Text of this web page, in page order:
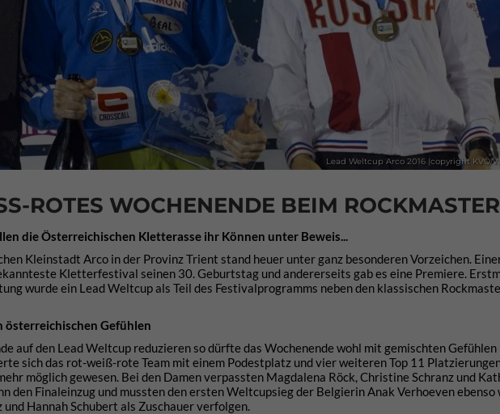
Lead Weltcup Arco 2016 (copyright KVÖ/
ROTES WOCHENENDE BEIM ROCKMASTER
die Österreichischen Kletterasse ihr Können unter Beweis...
Kleinstadt Arco in der Provinz Trient stand heuer unter ganz besonderen Vorzeichen.
Kletterfestival seinen 30. Geburtstag und andererseits gab es eine Premiere.
wurde ein Lead Weltcup als Teil des Festivalprogramms neben den klassischen
österreichischen Gefühlen
auf den Lead Weltcup reduzieren so dürfte das Wochenende wohl mit gemischten Gefühlen
sich das rot-weiß-rote Team mit einem Podestplatz und vier weiteren Top 11
möglich gewesen. Bei den Damen verpassten Magdalena Röck, Christine Schranz und
den Finaleinzug und mussten den ersten Weltcupsieg der Belgierin Anak Verhoeven ebenso
Hannah Schubert als Zuschauer verfolgen.